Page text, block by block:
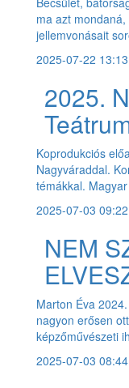
ma azt
jellemvonásait
2025-07-22 13:13
2025.
Koprodukciós
Nagyváraddal.
témákkal.
2025-07-03 09:22
NEM
Marton Éva
nagyon erősen
képzőművészeti
2025-07-03 08:44